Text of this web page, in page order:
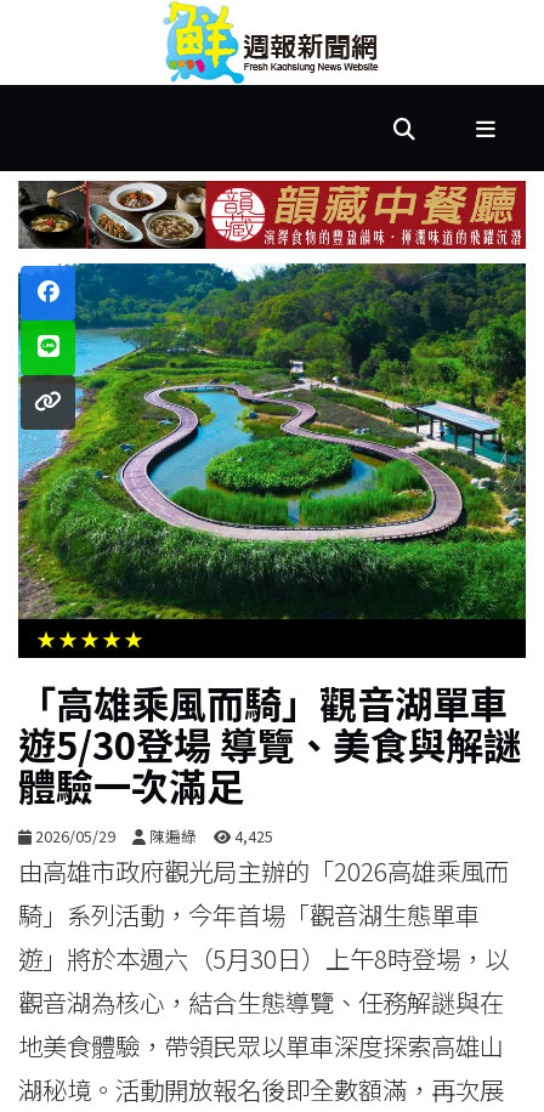
首
市
政
文
教
樂
活
居
家
生
活
影
音
購
物
★★★★★
「高雄乘風而騎」觀音湖單車
遊5/30登場 導覽、美食與解謎
體驗一次滿足
2026/05/29 陳遍綠 4,425
由高雄市政府觀光局主辦的「2026高雄乘風而
騎」系列活動，今年首場「觀音湖生態單車
遊」將於本週六（5月30日）上午8時登場，以
觀音湖為核心，結合生態導覽、任務解謎與在
地美食體驗，帶領民眾以單車深度探索高雄山
湖秘境。活動開放報名後即全數額滿，再次展